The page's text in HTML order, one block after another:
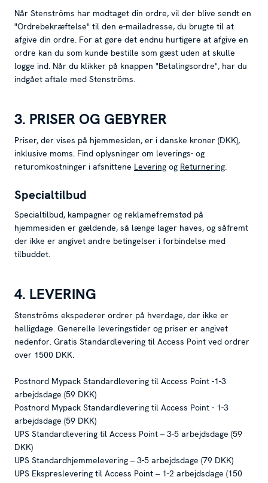
Når Stenströms har modtaget din ordre, vil der blive sendt en
"Ordrebekræftelse" til den e-mailadresse, du brugte til at
afgive din ordre. For at gøre det endnu hurtigere at afgive en
ordre kan du som kunde bestille som gæst uden at skulle
logge ind. Når du klikker på knappen "Betalingsordre", har du
indgået aftale med Stenströms.
3. PRISER OG GEBYRER
Priser, der vises på hjemmesiden, er i danske kroner (DKK),
inklusive moms. Find oplysninger om leverings- og
returomkostninger i afsnittene Levering og Returnering.
Specialtilbud
Specialtilbud, kampagner og reklamefremstød på
hjemmesiden er gældende, så længe lager haves, og såfremt
der ikke er angivet andre betingelser i forbindelse med
tilbuddet.
4. LEVERING
Stenströms ekspederer ordrer på hverdage, der ikke er
helligdage. Generelle leveringstider og priser er angivet
nedenfor. Gratis Standardlevering til Access Point ved ordrer
over 1500 DKK.
Postnord Mypack Standardlevering til Access Point -1-3
arbejdsdage (59 DKK)
Postnord Mypack Standardlevering til Access Point - 1-3
arbejdsdage (59 DKK)
UPS Standardlevering til Access Point – 3-5 arbejdsdage (59
DKK)
UPS Standardhjemmelevering – 3-5 arbejdsdage (79 DKK)
UPS Ekspreslevering til Access Point – 1-2 arbejdsdage (150